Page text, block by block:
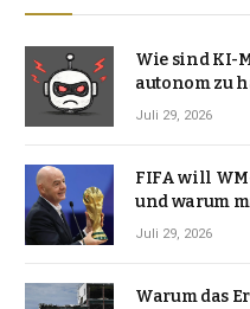
Wie sind KI-
autonom zu
Juli 29, 2026
FIFA will
und warum
Juli 29, 2026
Warum das